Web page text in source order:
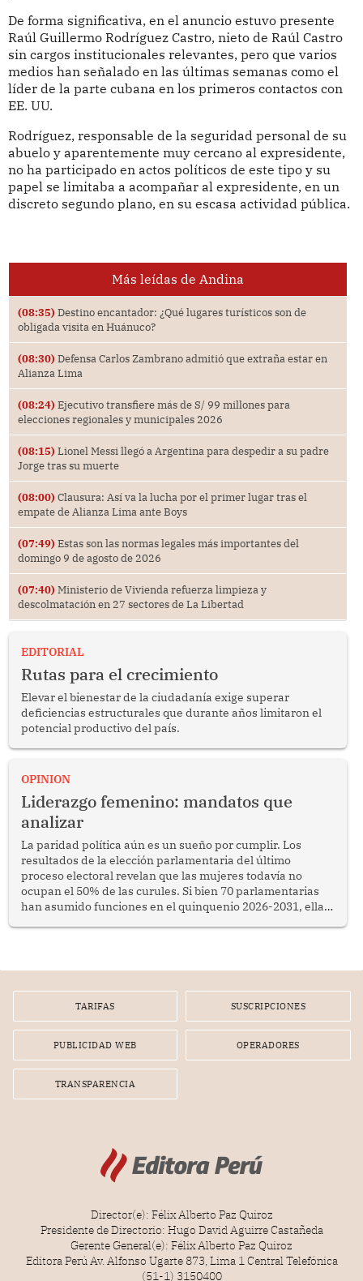
De forma significativa, en el anuncio estuvo presente
Raúl Guillermo Rodríguez Castro, nieto de Raúl Castro
sin cargos institucionales relevantes, pero que varios
medios han señalado en las últimas semanas como el
líder de la parte cubana en los primeros contactos con
EE. UU.
Rodríguez, responsable de la seguridad personal de su
abuelo y aparentemente muy cercano al expresidente,
no ha participado en actos políticos de este tipo y su
papel se limitaba a acompañar al expresidente, en un
discreto segundo plano, en su escasa actividad pública.
Más leídas de Andina
(08:35) Destino encantador: ¿Qué lugares turísticos son de
obligada visita en Huánuco?
(08:30) Defensa Carlos Zambrano admitió que extraña estar en
Alianza Lima
(08:24) Ejecutivo transfiere más de S/ 99 millones para
elecciones regionales y municipales 2026
(08:15) Lionel Messi llegó a Argentina para despedir a su padre
Jorge tras su muerte
(08:00) Clausura: Así va la lucha por el primer lugar tras el
empate de Alianza Lima ante Boys
(07:49) Estas son las normas legales más importantes del
domingo 9 de agosto de 2026
(07:40) Ministerio de Vivienda refuerza limpieza y
descolmatación en 27 sectores de La Libertad
EDITORIAL
Rutas para el crecimiento
Elevar el bienestar de la ciudadanía exige superar
deficiencias estructurales que durante años limitaron el
potencial productivo del país.
OPINION
Liderazgo femenino: mandatos que
analizar
La paridad política aún es un sueño por cumplir. Los
resultados de la elección parlamentaria del último
proceso electoral revelan que las mujeres todavía no
ocupan el 50% de las curules. Si bien 70 parlamentarias
han asumido funciones en el quinquenio 2026-2031, ellas
TARIFAS SUSCRIPCIONES
PUBLICIDAD WEB OPERADORES
TRANSPARENCIA
Director(e): Félix Alberto Paz Quiroz
Presidente de Directorio: Hugo David Aguirre Castañeda
Gerente General(e): Félix Alberto Paz Quiroz
Editora Perú Av. Alfonso Ugarte 873, Lima 1 Central Telefónica
(51-1) 3150400